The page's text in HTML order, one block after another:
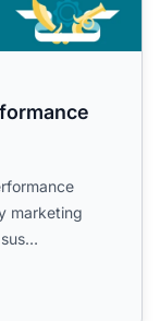
marketing